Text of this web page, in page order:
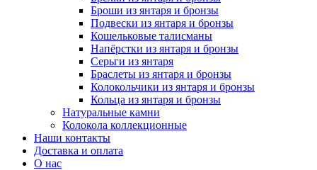
Броши из янтаря и бронзы
Подвески из янтаря и бронзы
Кошельковые талисманы
Напёрстки из янтаря и бронзы
Серьги из янтаря
Браслеты из янтаря и бронзы
Колокольчики из янтаря и бронзы
Кольца из янтаря и бронзы
Натуральные камни
Колокола коллекционные
Наши контакты
Доставка и оплата
О нас